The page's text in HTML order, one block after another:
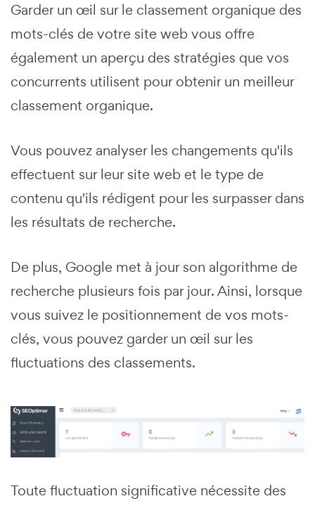
Garder un œil sur le classement organique des
mots-clés de votre site web vous offre
également un aperçu des stratégies que vos
concurrents utilisent pour obtenir un meilleur
classement organique.
Vous pouvez analyser les changements qu'ils
effectuent sur leur site web et le type de
contenu qu'ils rédigent pour les surpasser dans
les résultats de recherche.
De plus, Google met à jour son algorithme de
recherche plusieurs fois par jour. Ainsi, lorsque
vous suivez le positionnement de vos mots-
clés, vous pouvez garder un œil sur les
fluctuations des classements.
Toute fluctuation significative nécessite des